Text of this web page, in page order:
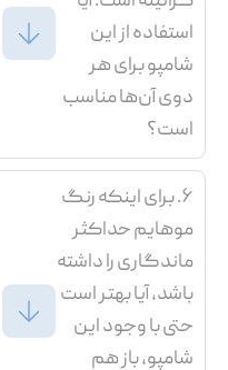
استفاده از این
شامپو برای هر
دوی آن‌ها مناسب
است؟
۶. برای اینکه رنگ
موهایم حداکثر
ماندگاری را داشته
باشد، آیا بهتر است
حتی با وجود این
شامپو، باز هم